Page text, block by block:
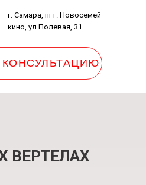
г. Самара, пгт. Новосемей
кино, ул.Полевая, 31
и принимаем заказы круглосуточно
ВЕРТЕЛАХ